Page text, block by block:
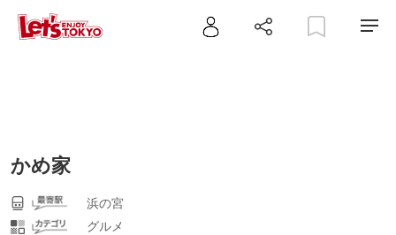
かめ家
浜の宮
グルメ